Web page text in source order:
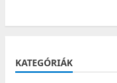
KATEGÓRIÁK